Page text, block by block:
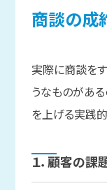
商談の成
実際に商談を
うなものがある
を上げる実践
１．顧客の課